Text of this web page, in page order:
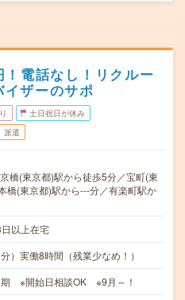
電話なし！リクルー
イザーのサポ
土日祝日が休み
派遣
橋(東京都)駅から徒歩5分／宝町(東
橋(東京都)駅から---分／有楽町駅か
以上在宅
）実働8時間（残業少なめ！）
※開始日相談OK ※9月～！